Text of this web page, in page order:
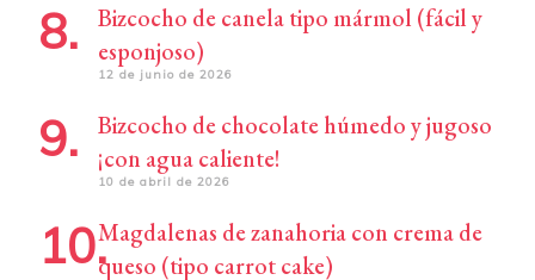
Bizcocho de canela tipo mármol (fácil y
esponjoso)
12 de junio de 2026
Bizcocho de chocolate húmedo y jugoso
¡con agua caliente!
10 de abril de 2026
Magdalenas de zanahoria con crema de
queso (tipo carrot cake)